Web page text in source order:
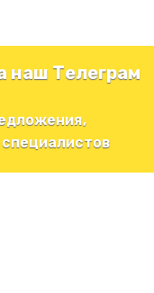
наш Телеграм